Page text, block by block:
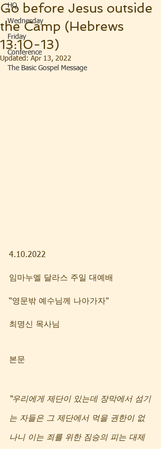
HQ
Wednesday
Friday
Conference
The Basic Gospel Message
Go before Jesus outside
the Camp (Hebrews
13:10-13)
Updated: Apr 13, 2022
4.10.2022
임마누엘 달라스 주일 대예배
“영문밖 예수님께 나아가자"
최명신 목사님
본문
“우리에게 제단이 있는데 장막에서 섬기
는 자들은 그 제단에서 먹을 권한이 없
나니 이는 죄를 위한 짐승의 피는 대제